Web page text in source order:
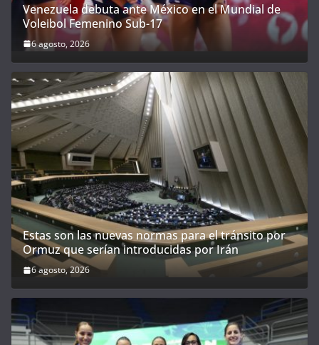
Venezuela debuta ante México en el Mundial de
Voleibol Femenino Sub-17
6 agosto, 2026
Estas son las nuevas normas para el tránsito por
Ormuz que serían introducidas por Irán
6 agosto, 2026